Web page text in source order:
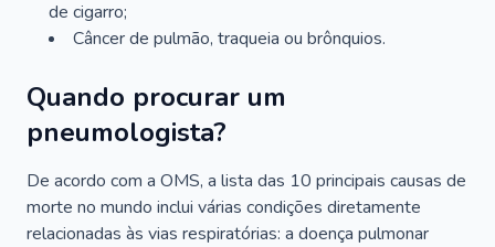
de cigarro;
Câncer de pulmão, traqueia ou brônquios.
Quando procurar um
pneumologista?
De acordo com a OMS, a lista das 10 principais causas de
morte no mundo inclui várias condições diretamente
relacionadas às vias respiratórias: a doença pulmonar